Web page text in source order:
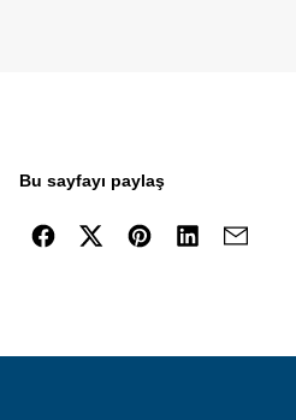
Bu sayfayı paylaş